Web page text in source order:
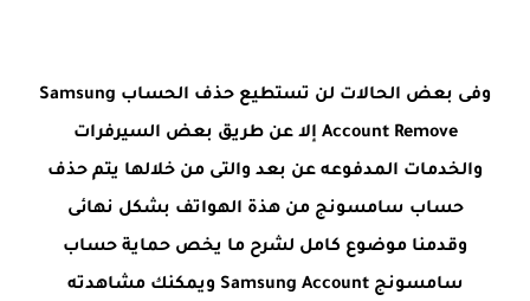
وفى بعض الحالات لن تستطيع حذف الحساب Samsung
Account Remove إلا عن طريق بعض السيرفرات
والخدمات المدفوعه عن بعد والتى من خلالها يتم حذف
حساب سامسونج من هذة الهواتف بشكل نهائى
وقدمنا موضوع كامل لشرح ما يخص حماية حساب
سامسونج Samsung Account ويمكنك مشاهدته